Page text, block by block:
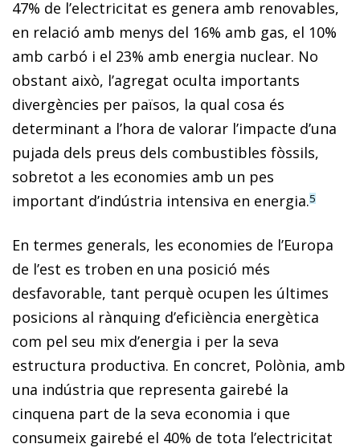
47% de l’electricitat es genera amb renovables,
en relació amb menys del 16% amb gas, el 10%
amb carbó i el 23% amb energia nuclear. No
obstant això, l’agregat oculta importants
divergències per països, la qual cosa és
determinant a l’hora de valorar l’impacte d’una
pujada dels preus dels combustibles fòssils,
sobretot a les economies amb un pes
important d’indústria intensiva en energia.5
En termes generals, les economies de l’Europa
de l’est es troben en una posició més
desfavorable, tant perquè ocupen les últimes
posicions al rànquing d’eficiència energètica
com pel seu mix d’energia i per la seva
estructura productiva. En concret, Polònia, amb
una indústria que representa gairebé la
cinquena part de la seva economia i que
consumeix gairebé el 40% de tota l’electricitat